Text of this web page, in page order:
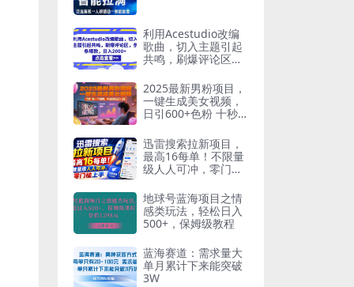
利用Acestudio改编
歌曲，切入主题引起
共鸣，刷爆评论区，
+【揭秘】
2025最新男粉项目，
一键生成美女视频，
日引600+色粉 十秒
日入5张【揭秘】
迅雷搜索拉新项目，
最高16每单！不限量
级人人可冲，零门槛
地球号蓝海项目之情
感类玩法，轻松日入
500+，保姆级教程
蓝海赛道：需求量大
单月累计下来能突破
3W